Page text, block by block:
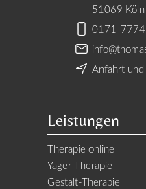
51069
0171-
Anfahrt und
Leistungen
Therapie online
Yager-Therapie
Gestalt-Therapie